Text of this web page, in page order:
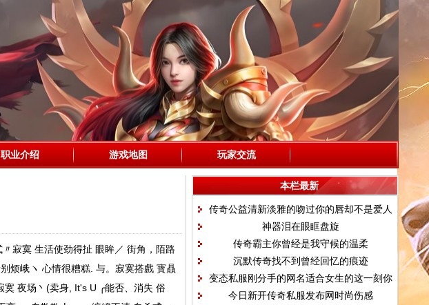
职业介绍 游戏地图 玩家交流
寂寞 生活使劲得扯 眼眸／ 街角，陌路
峨ヽ 心情很糟糕. 与。寂寞搭戲 寳贔
夜场丶(卖身, It's U ╭能否、消失 俗
本栏最新
传奇公益清新淡雅的吻过你的唇却不是爱人
神器泪在眼眶盘旋
传奇霸主你曾经是我守候的温柔
沉默传奇找不到曾经回忆的痕迹
变态私服刚分手的网名适合女生的这一刻你
好吗
今日新开传奇私服发布网时尚伤感